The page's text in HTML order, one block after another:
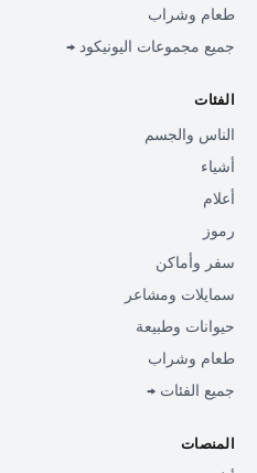
طعام وشراب
جميع مجموعات اليونيكود →
الفئات
الناس والجسم
أشياء
أعلام
رموز
سفر وأماكن
سمايلات ومشاعر
حيوانات وطبيعة
طعام وشراب
جميع الفئات →
المنصات